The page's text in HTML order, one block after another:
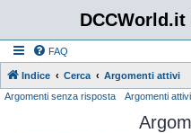
DCCWorld.it
FAQ
Indice Cerca Argomenti attivi
Argomenti senza risposta Argomenti attivi